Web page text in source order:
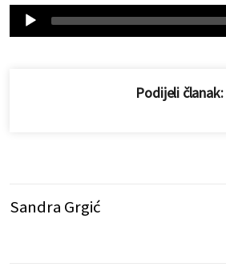
Audio
Player
Podijeli članak:
Sandra Grgić